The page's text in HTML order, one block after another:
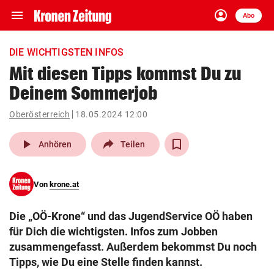
menu Navigation
ein-/ausklappen
account_circle
Anmelden
Abo
close Schließen
account_circle Anmelden
pin_drop
Wien arrow_right
search
Suchbegriff
eingeben
DIE WICHTIGSTEN INFOS
Mit diesen Tipps kommst Du zu
Deinem Sommerjob
Oberösterreich 18.05.2024 12:00
play_arrow Anhören Teilen
Von krone.at
Die „OÖ-Krone“ und das JugendService OÖ haben
für Dich die wichtigsten. Infos zum Jobben
zusammengefasst. Außerdem bekommst Du noch
Tipps, wie Du eine Stelle finden kannst.